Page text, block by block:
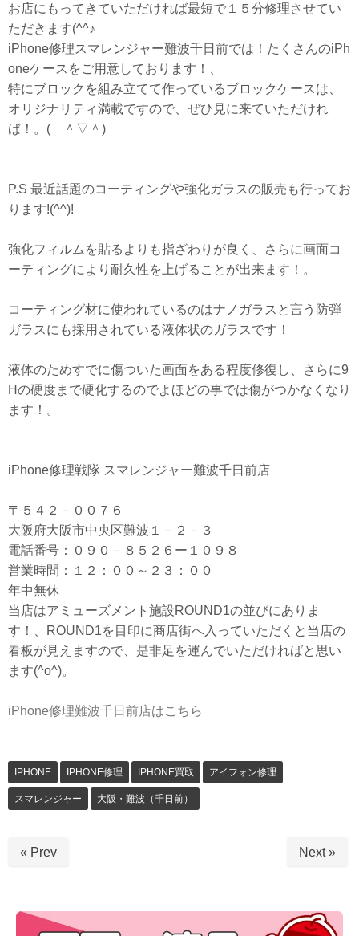
お店にもってきていただければ最短で１５分修理させてい
ただきます(^^♪
iPhone修理スマレンジャー難波千日前では！たくさんのiPh
oneケースをご用意しております！、
特にブロックを組み立てて作っているブロックケースは、
オリジナリティ満載ですので、ぜひ見に来ていただけれ
ば！。( ＾▽＾)
P.S 最近話題のコーティングや強化ガラスの販売も行ってお
ります!(^^)!
強化フィルムを貼るよりも指ざわりが良く、さらに画面コ
ーティングにより耐久性を上げることが出来ます！。
コーティング材に使われているのはナノガラスと言う防弾
ガラスにも採用されている液体状のガラスです！
液体のためすでに傷ついた画面をある程度修復し、さらに9
Hの硬度まで硬化するのでよほどの事では傷がつかなくなり
ます！。
iPhone修理戦隊 スマレンジャー難波千日前店
〒５４２－００７６
大阪府大阪市中央区難波１－２－３
電話番号：０９０－８５２６ー１０９８
営業時間：１２：００～２３：００
年中無休
当店はアミューズメント施設ROUND1の並びにありま
す！、ROUND1を目印に商店街へ入っていただくと当店の
看板が見えますので、是非足を運んでいただければと思い
ます(^o^)。
iPhone修理難波千日前店はこちら
IPHONE IPHONE修理 IPHONE買取 アイフォン修理
スマレンジャー 大阪・難波（千日前）
« Prev Next »